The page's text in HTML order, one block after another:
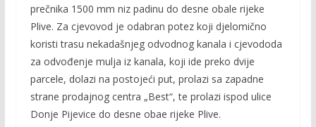
prečnika 1500 mm niz padinu do desne obale rijeke
Plive. Za cjevovod je odabran potez koji djelomično
koristi trasu nekadašnjeg odvodnog kanala i cjevododa
za odvođenje mulja iz kanala, koji ide preko dvije
parcele, dolazi na postojeći put, prolazi sa zapadne
strane prodajnog centra „Best“, te prolazi ispod ulice
Donje Pijevice do desne obae rijeke Plive.